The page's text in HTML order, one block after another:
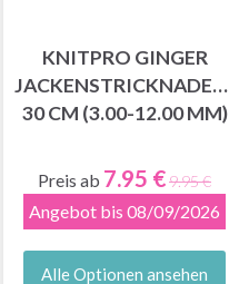
KNITPRO GINGER
JACKENSTRICKNADELN
30 CM (3.00-12.00 MM)
Preis ab 7.95 €9.95 €
Angebot bis 08/09/2026
Alle Optionen ansehen